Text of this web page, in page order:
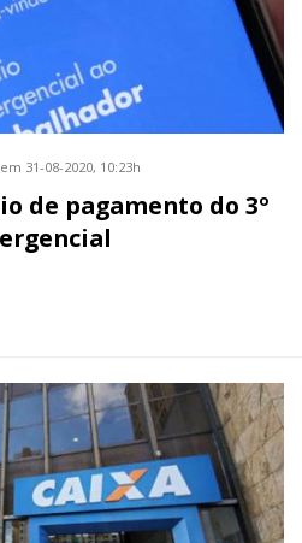
31-08-2020, 10:23h
de pagamento do 3º